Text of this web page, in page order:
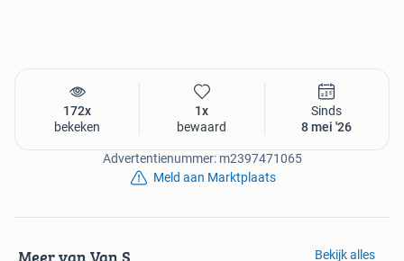
172x
bekeken
1x
bewaard
Sinds
8 mei '26
Advertentienummer: m2397471065
Meld aan Marktplaats
Bekijk alles